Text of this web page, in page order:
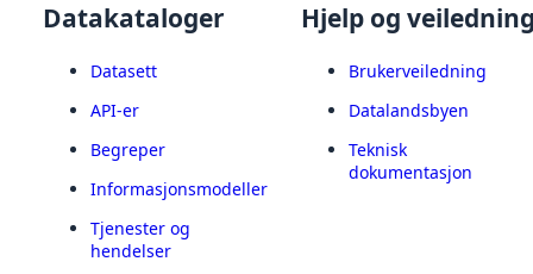
Datakataloger
Datasett
API-er
Begreper
Informasjonsmodeller
Tjenester og
hendelser
Hjelp og
Brukerveiledning
Datalandsbyen
Teknisk
dokumentasjon